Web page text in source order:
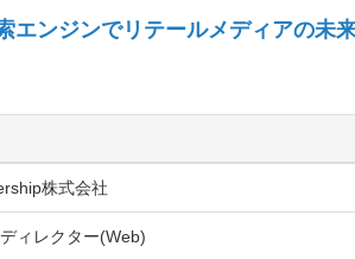
エンジンでリテールメディアの未
株式会社
ィレクター(Web)